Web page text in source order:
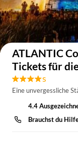
ATLANTIC
Tickets für
s
Eine unvergessliche
4.4
Brauchst du